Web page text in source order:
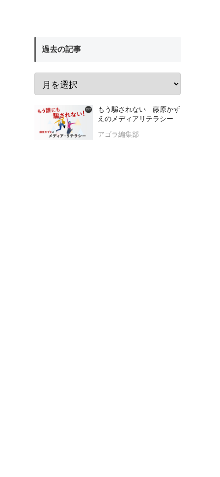
過去の記事
もう騙されない 藤原かず
えのメディアリテラシー
アゴラ編集部